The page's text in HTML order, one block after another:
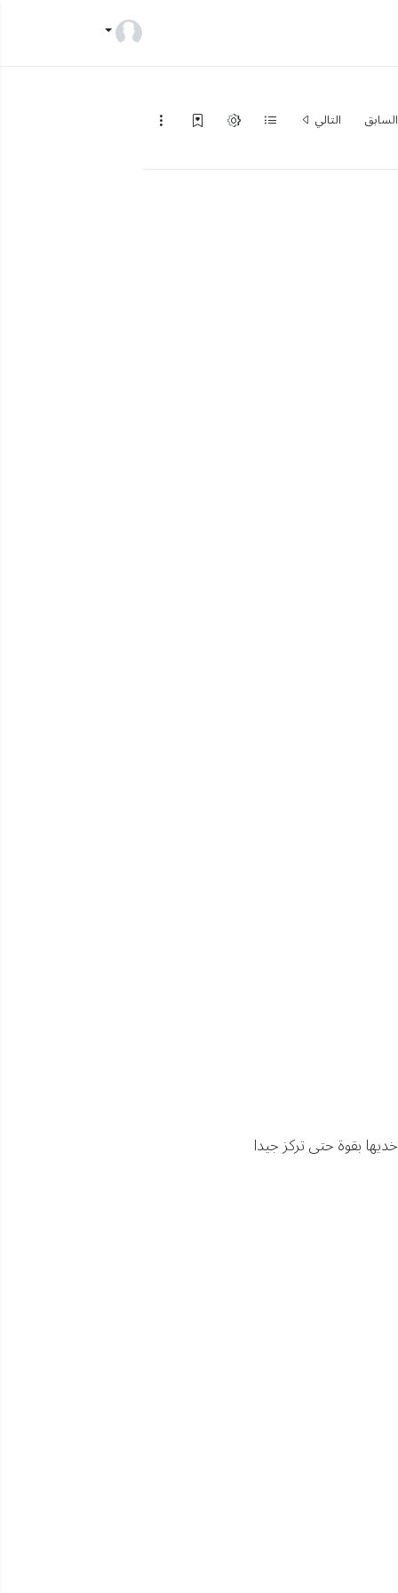
التالي
بقوة حتى تركز جيدا